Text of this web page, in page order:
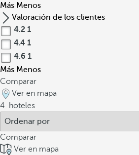
Más Menos
Valoración de los clientes
4.2 1
4.4 1
4.6 1
Más Menos
Comparar
Ver en mapa
4
hoteles
Comparar
Ver en mapa